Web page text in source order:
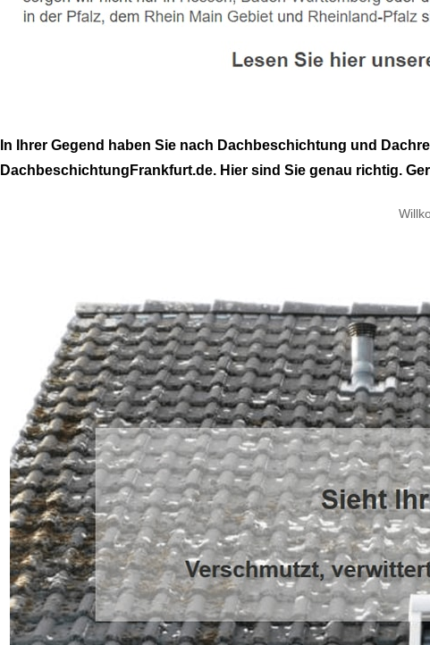
In Ihrer Gegend haben Sie nach Dachbeschichtung und
DachbeschichtungFrankfurt.de. Hier sind Sie genau richtig.